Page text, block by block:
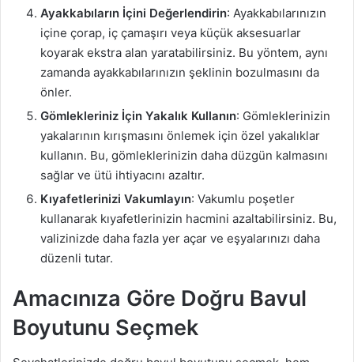
Ayakkabıların İçini Değerlendirin: Ayakkabılarınızın
içine çorap, iç çamaşırı veya küçük aksesuarlar
koyarak ekstra alan yaratabilirsiniz. Bu yöntem, aynı
zamanda ayakkabılarınızın şeklinin bozulmasını da
önler.
Gömlekleriniz İçin Yakalık Kullanın: Gömleklerinizin
yakalarının kırışmasını önlemek için özel yakalıklar
kullanın. Bu, gömleklerinizin daha düzgün kalmasını
sağlar ve ütü ihtiyacını azaltır.
Kıyafetlerinizi Vakumlayın: Vakumlu poşetler
kullanarak kıyafetlerinizin hacmini azaltabilirsiniz. Bu,
valizinizde daha fazla yer açar ve eşyalarınızı daha
düzenli tutar.
Amacınıza Göre Doğru Bavul
Boyutunu Seçmek